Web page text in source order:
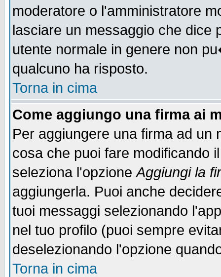
moderatore o l'amministratore
lasciare un messaggio che
utente normale in genere non
qualcuno ha risposto.
Torna in cima
Come aggiungo una firma ai
Per aggiungere una firma ad un
cosa che puoi fare modificando
seleziona l'opzioneAggiungi la
aggiungerla. Puoi anche
tuoi messaggi selezionando
nel tuo profilo (puoi sempre
deselezionando l'opzione
Torna in cima